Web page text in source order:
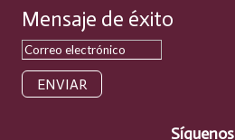
Mensaje de éxito
ENVIAR
Síguenos